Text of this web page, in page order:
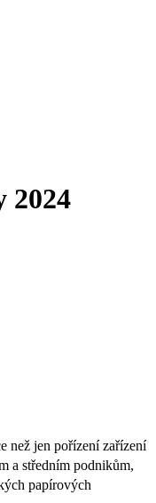
2024
než jen pořízení zařízení
a středním podnikům,
papírových